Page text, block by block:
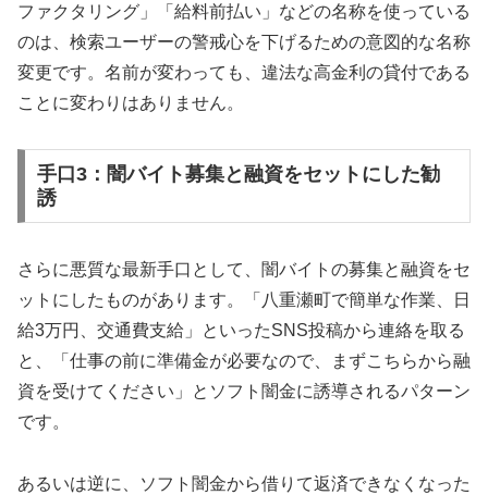
ファクタリング」「給料前払い」などの名称を使っている
のは、検索ユーザーの警戒心を下げるための意図的な名称
変更です。名前が変わっても、違法な高金利の貸付である
ことに変わりはありません。
手口3：闇バイト募集と融資をセットにした勧
誘
さらに悪質な最新手口として、闇バイトの募集と融資をセ
ットにしたものがあります。「八重瀬町で簡単な作業、日
給3万円、交通費支給」といったSNS投稿から連絡を取る
と、「仕事の前に準備金が必要なので、まずこちらから融
資を受けてください」とソフト闇金に誘導されるパターン
です。
あるいは逆に、ソフト闇金から借りて返済できなくなった